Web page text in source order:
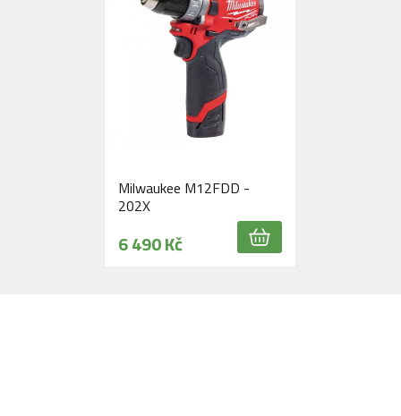
Milwaukee M12FDD -
202X
6 490 Kč